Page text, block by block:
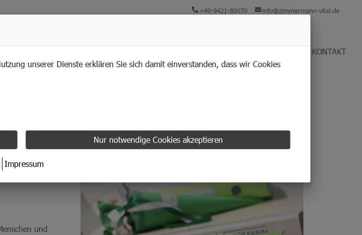
+49-9421-80070 info@zimmermann-vital.de
KONTAKT
und
unserer Dienste erklären Sie sich damit einverstanden, dass wir Cookies
Nur notwendige Cookies akzeptieren
Impressum